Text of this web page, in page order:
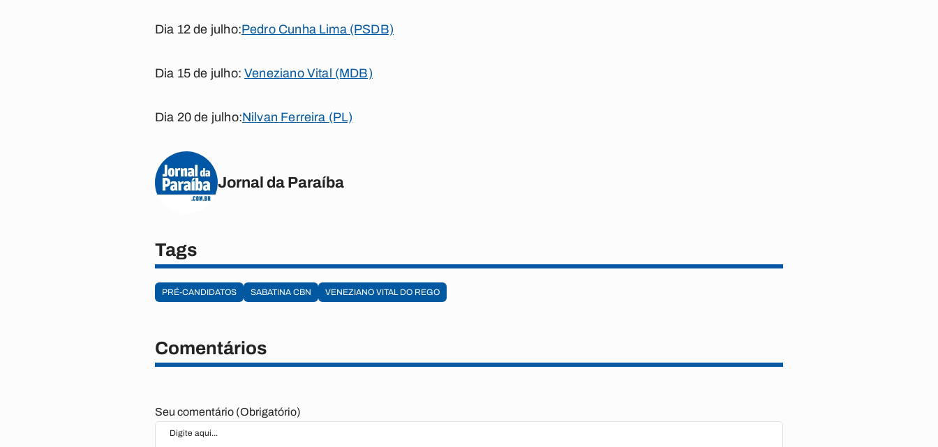
Dia 12 de julho:Pedro Cunha Lima (PSDB)
Dia 15 de julho:Veneziano Vital (MDB)
Dia 20 de julho:Nilvan Ferreira (PL)
Jornal da Paraíba
Tags
PRÉ-CANDIDATOS SABATINA CBN VENEZIANO VITAL DO REGO
Comentários
Seu comentário (Obrigatório)